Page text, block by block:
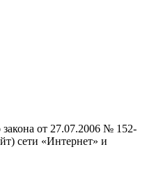
от 27.07.2006 № 152-
сети «Интернет» и